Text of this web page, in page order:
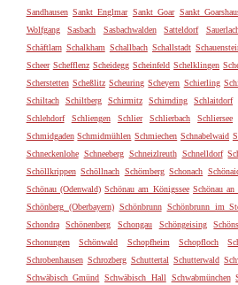
Sandhausen Sankt Englmar Sankt Goar Sankt
Wolfgang
Sasbach Sasbachwalden Satteldorf
Schäftlarn Schalkham Schallbach Schallstadt
Scheer Schefflenz Scheidegg Scheinfeld Schelklingen
Scherstetten Scheßlitz Scheuring Scheyern Schierling
Schiltach
Schiltberg Schirmitz Schirnding Schlaitdorf
Schlehdorf
Schliengen Schlier Schlierbach Schliersee
Schmidgaden Schmidmühlen Schmiechen Schnabelwaid
Schneckenlohe Schneeberg Schneizlreuth Schnelldorf
Schöllkrippen Schöllnach Schömberg Schonach
Schönau (Odenwald) Schönau am Königssee Schönau
Schönberg (Oberbayern) Schönbrunn Schönbrunn im
Schondra
Schönenberg Schongau Schöngeising
Schonungen
Schönwald Schopfheim Schopfloch
Schrobenhausen Schrozberg Schuttertal Schutterwald
Schwäbisch Gmünd Schwäbisch Hall Schwabmünchen